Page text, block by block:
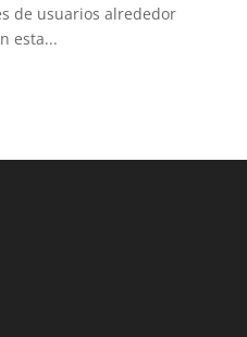
de usuarios alrededor
esta...